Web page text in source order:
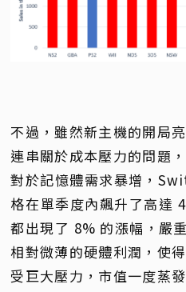
不過，雖然新主機的開局
連串關於成本壓力的問題
對於記憶體需求暴增，
格在單季度內飆升了高達
都出現了 8% 的漲幅，嚴
相對微薄的硬體利潤，使
受巨大壓力，市值一度蒸